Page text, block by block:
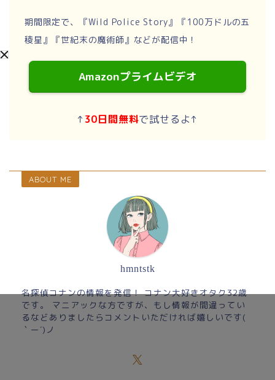
期間限定で、『Wild Police Story』『100万ドルの五
稜星』『世紀末の魔術師』などが配信中！
Amazonプライムビデオ
↑ 30日間無料で試せるよ↑
ABOUT ME
hmntstk
名探偵コナンの情報を発信！ コナン大好きオタク32歳
です。 マニアックな方ですが、もし情報が間違ってい
るなどありましたらコメントいただければ嬉しいです(
｀ー´)ノ